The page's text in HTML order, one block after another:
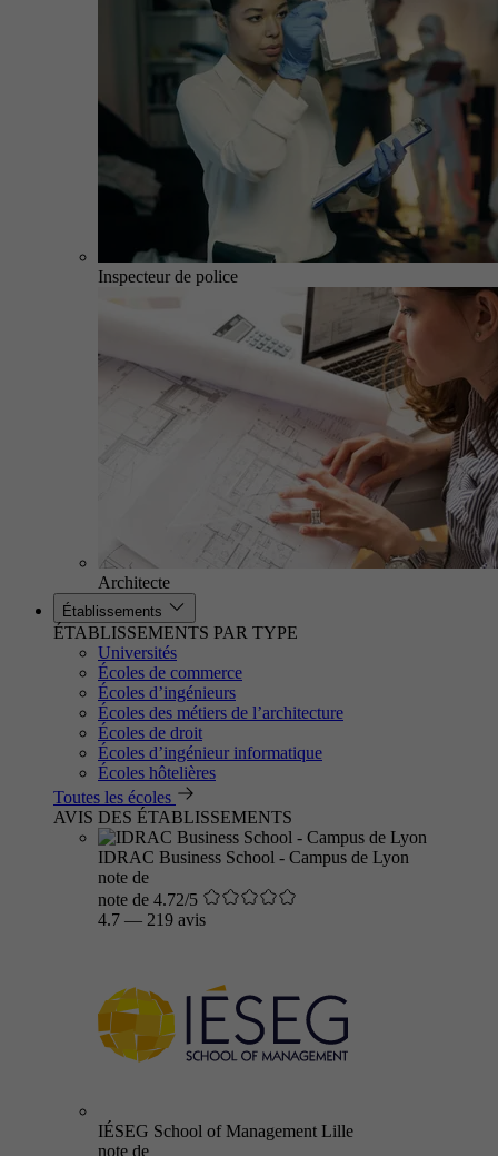
Inspecteur de police
Architecte
Établissements
ÉTABLISSEMENTS PAR TYPE
Universités
Écoles de commerce
Écoles d’ingénieurs
Écoles des métiers de l’architecture
Écoles de droit
Écoles d’ingénieur informatique
Écoles hôtelières
Toutes les écoles
AVIS DES ÉTABLISSEMENTS
IDRAC Business School - Campus de Lyon
note de
note de 4.72/5
4.7 — 219 avis
IÉSEG School of Management Lille
note de